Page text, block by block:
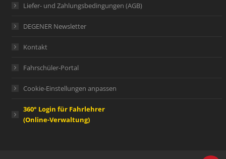
Liefer- und Zahlungsbedingungen (AGB)
DEGENER Newsletter
Kontakt
Fahrschüler-Portal
Cookie-Einstellungen anpassen
360° Login für Fahrlehrer
(Online-Verwaltung)